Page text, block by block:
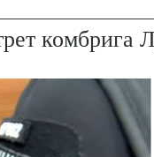
комбрига